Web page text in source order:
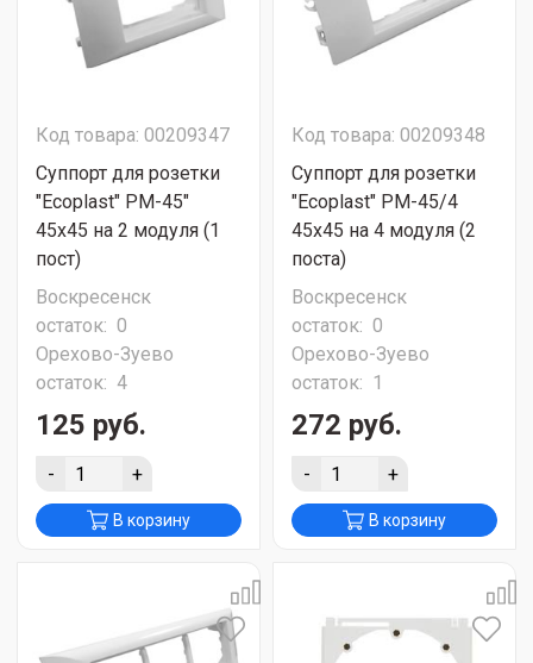
Код товара: 00209347
Суппорт для розетки
"Ecoplast" PM-45"
45х45 на 2 модуля (1
пост)
Воскресенск
остаток: 0
Орехово-Зуево
остаток: 4
125 руб.
- +
В корзину
Код товара: 00209348
Суппорт для розетки
"Ecoplast" PM-45/4
45x45 на 4 модуля (2
поста)
Воскресенск
остаток: 0
Орехово-Зуево
остаток: 1
272 руб.
- +
В корзину